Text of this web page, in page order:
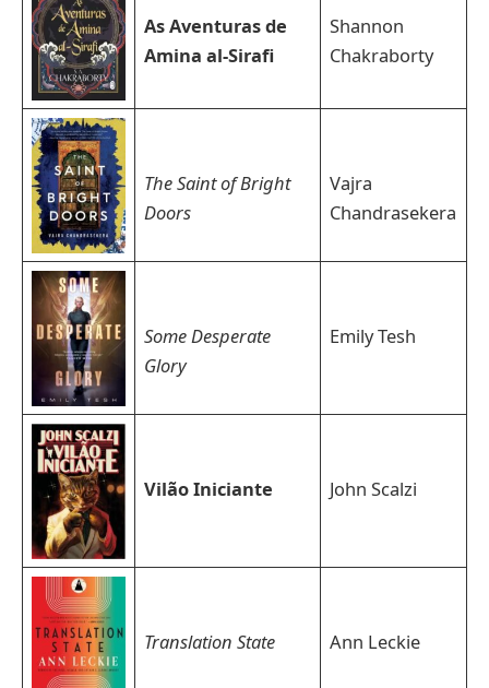
As Aventuras de
Amina al-Sirafi
Shannon
Chakraborty
The Saint of Bright
Doors
Vajra
Chandrasekera
Some Desperate
Glory
Emily Tesh
Vilão Iniciante John Scalzi
Translation State Ann Leckie